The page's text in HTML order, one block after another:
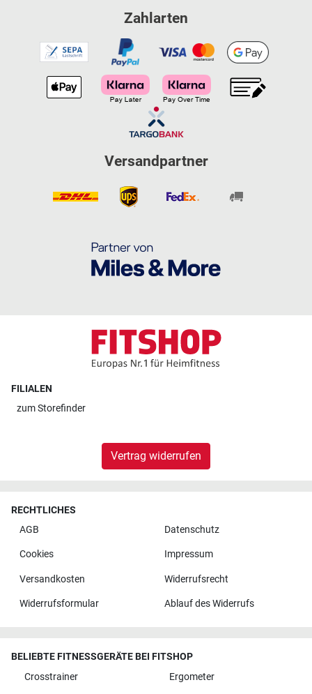
Zahlarten
Versandpartner
FILIALEN
zumStorefinder
Vertrag widerrufen
RECHTLICHES
AGB
Datenschutz
Cookies Impressum
Versandkosten Widerrufsrecht
Widerrufsformular Ablauf des Widerrufs
BELIEBTE FITNESSGERÄTE BEI FITSHOP
Crosstrainer
Ergometer